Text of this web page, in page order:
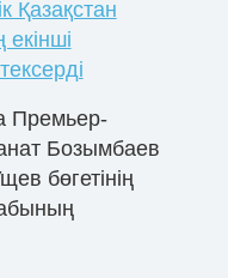
Қазақстан
Премьер-
Бозымбаев
бөгетінің